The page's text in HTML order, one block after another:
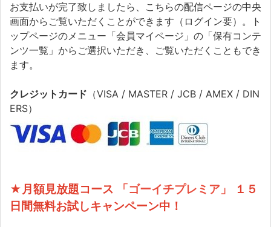
お支払いが完了致しましたら、こちらの配信ページの中央
画面からご覧いただくことができます（ログイン要）。ト
ップページのメニュー「会員マイページ」の「保有コンテ
ンツ一覧」からご選択いただき、ご覧いただくこともでき
ます。
クレジットカード （VISA / MASTER / JCB / AMEX / DIN
ERS）
★月額見放題コース 「ゴーイチプレミア」
１５
日間無料お試しキャンペーン中！